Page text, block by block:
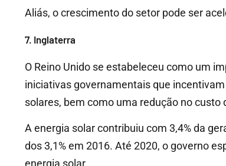
Aliás, o crescimento do setor pode ser
7. Inglaterra
O Reino Unido se estabeleceu como um
iniciativas governamentais que
solares, bem como uma redução no
A energia solar contribuiu com 3,4% da
dos 3,1% em 2016. Até 2020, o governo